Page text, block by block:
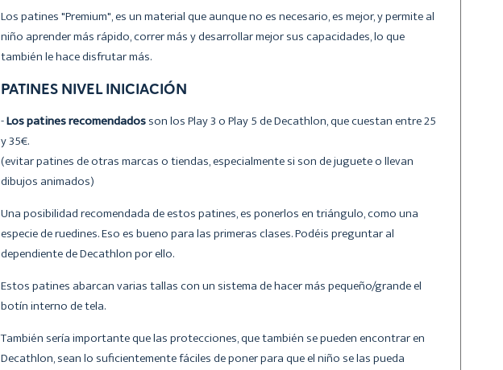
Los patines "Premium", es un material que aunque no es necesario, es mejor, y permite al
niño aprender más rápido, correr más y desarrollar mejor sus capacidades, lo que
también le hace disfrutar más.
PATINES NIVEL INICIACIÓN
-Los patines recomendadosson los Play 3 o Play 5 de Decathlon, que cuestan entre 25
y 35€.
(evitar patines de otras marcas o tiendas, especialmente si son de juguete o llevan
dibujos animados)
Una posibilidad recomendada de estos patines, es ponerlos en triángulo, como una
especie de ruedines. Eso es bueno para las primeras clases. Podéis preguntar al
dependiente de Decathlon por ello.
Estos patines abarcan varias tallas con un sistema de hacer más pequeño/grande el
botín interno de tela.
También sería importante que las protecciones, que también se pueden encontrar en
Decathlon, sean lo suficientemente fáciles de poner para que el niño se las pueda